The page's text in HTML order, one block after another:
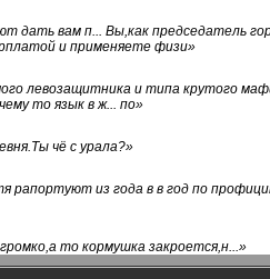
дать вам п... Вы,как председатель
и применяете физи»
левозащитника и типа крутого
то язык в ж... по»
чё с урала?»
рапортуют из года в в год по
то кормушка закроется,н...»